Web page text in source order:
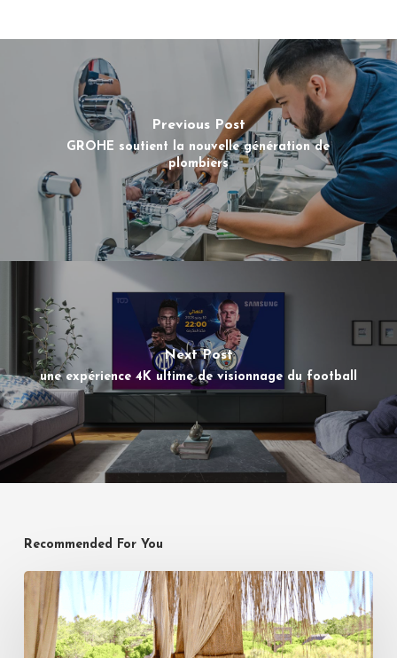
Previous Post
GROHE soutient la nouvelle génération de
plombiers
Next Post
une expérience 4K ultime de visionnage du football
Recommended For You